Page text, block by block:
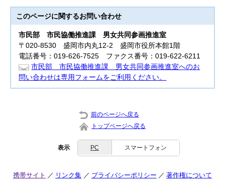
このページに関するお問い合わせ
市民部市民協働推進課 男女共同参画推進室
〒020-8530 盛岡市内丸12-2 盛岡市役所本館1階
電話番号：019-626-7525 ファクス番号：019-622-6211
市民部 市民協働推進課 男女共同参画推進室へのお
問い合わせは専用フォームをご利用ください。
前のページへ戻る
トップページへ戻る
表示 PC スマートフォン
携帯サイト リンク集 プライバシーポリシー 著作権について